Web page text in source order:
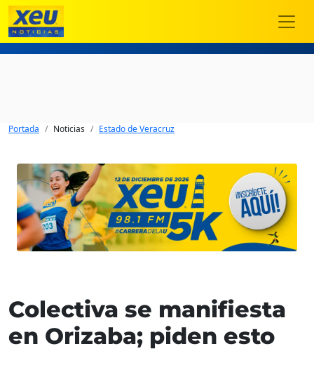
Portada Noticias Estado de Veracruz
Colectiva se manifiesta
en Orizaba; piden esto